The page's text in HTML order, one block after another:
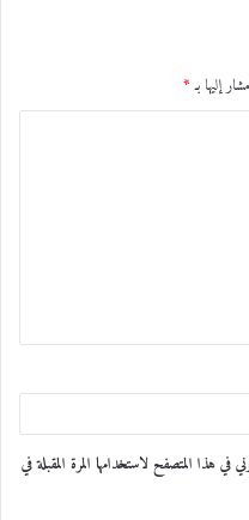
الثقافة في الشارقة
إليها بـ*
هذا المتصفح لاستخدامها المرة المقبلة في